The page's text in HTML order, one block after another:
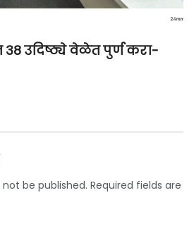
38 उदिष्ठ्ये वेळेत पुर्ण करा-
be published. Required fields are